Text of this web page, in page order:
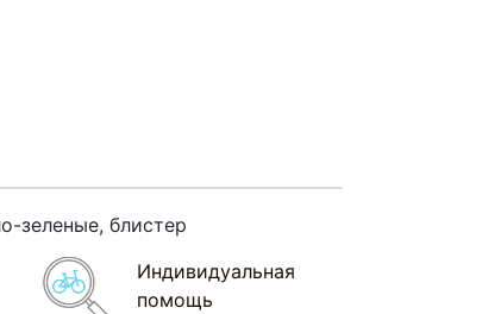
зеленые, блистер
Индивидуальная
помощь